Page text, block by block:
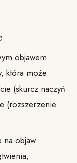
objawem
która może
(skurcz naczyń
(rozszerzenie
na objaw